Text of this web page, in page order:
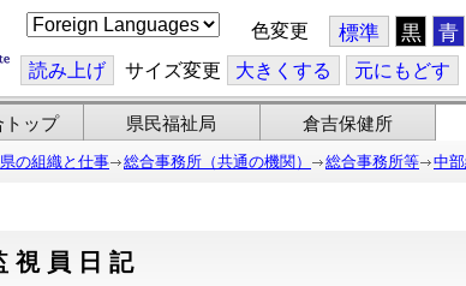
こ
の
ジ
を
翻
訳
す
色変更 標準 黒 青
読み上げ サイズ変更 大きくする 元にもどす
トップ 県民福祉局 倉吉保健所
県の組織と仕事 総合事務所（共通の機関） 総合事務所等 中
視員日記